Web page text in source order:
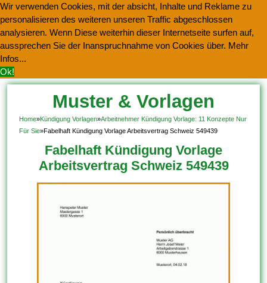
Wir verwenden Cookies, mit der absicht, Inhalte und Reklame zu
personalisieren des weiteren unseren Traffic abgeschlossen
analysieren. Wenn Diese weiterhin dieser Internetseite surfen auf,
aussprechen Sie der Inanspruchnahme von Cookies über. Mehr
Infos...
Ok!
Muster & Vorlagen
Kostenlos Herunterladen
Home»Kündigung Vorlagen»Arbeitnehmer Kündigung Vorlage: 11 Konzepte Nur
Für Sie»Fabelhaft Kündigung Vorlage Arbeitsvertrag Schweiz 549439
Fabelhaft Kündigung Vorlage
Arbeitsvertrag Schweiz 549439